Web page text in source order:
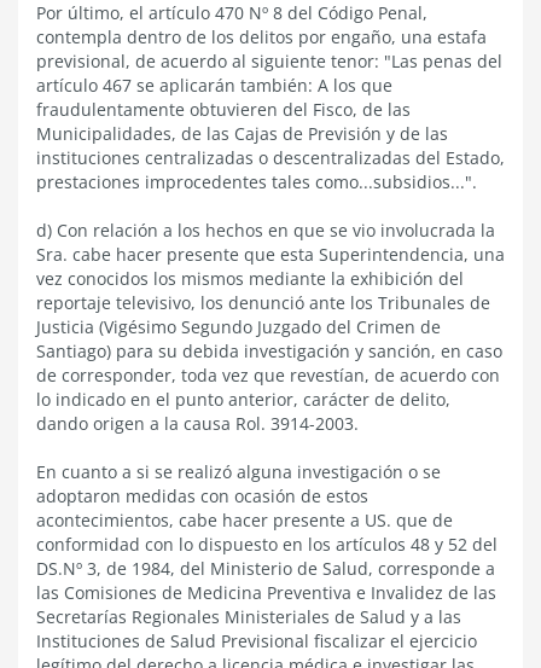
Por último, el artículo 470 Nº 8 del Código Penal,
contempla dentro de los delitos por engaño, una estafa
previsional, de acuerdo al siguiente tenor: "Las penas del
artículo 467 se aplicarán también: A los que
fraudulentamente obtuvieren del Fisco, de las
Municipalidades, de las Cajas de Previsión y de las
instituciones centralizadas o descentralizadas del Estado,
prestaciones improcedentes tales como...subsidios...".
d) Con relación a los hechos en que se vio involucrada la
Sra. cabe hacer presente que esta Superintendencia, una
vez conocidos los mismos mediante la exhibición del
reportaje televisivo, los denunció ante los Tribunales de
Justicia (Vigésimo Segundo Juzgado del Crimen de
Santiago) para su debida investigación y sanción, en caso
de corresponder, toda vez que revestían, de acuerdo con
lo indicado en el punto anterior, carácter de delito,
dando origen a la causa Rol. 3914-2003.
En cuanto a si se realizó alguna investigación o se
adoptaron medidas con ocasión de estos
acontecimientos, cabe hacer presente a US. que de
conformidad con lo dispuesto en los artículos 48 y 52 del
DS.Nº 3, de 1984, del Ministerio de Salud, corresponde a
las Comisiones de Medicina Preventiva e Invalidez de las
Secretarías Regionales Ministeriales de Salud y a las
Instituciones de Salud Previsional fiscalizar el ejercicio